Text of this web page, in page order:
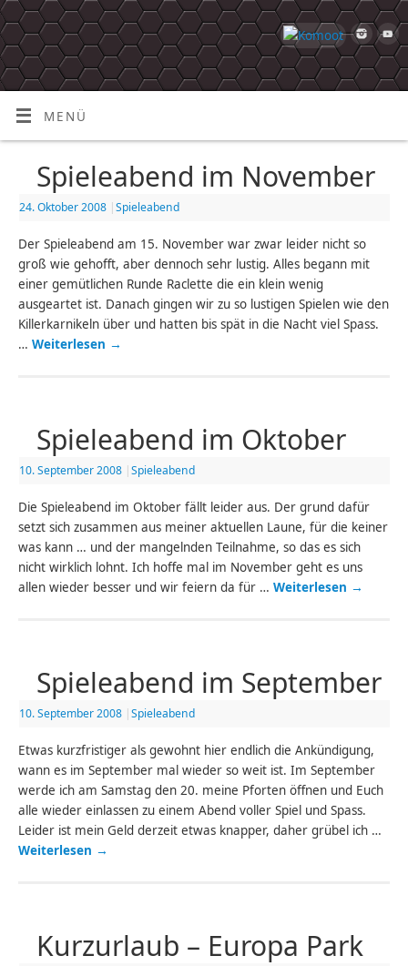
MENÜ
Spieleabend im November
24. Oktober 2008 |Spieleabend
Der Spieleabend am 15. November war zwar leider nicht so
groß wie gehofft, aber dennoch sehr lustig. Alles begann mit
einer gemütlichen Runde Raclette die ein klein wenig
ausgeartet ist. Danach gingen wir zu so lustigen Spielen wie den
Killerkarnikeln über und hatten bis spät in die Nacht viel Spass.
…Weiterlesen →
Spieleabend im Oktober
10. September 2008 |Spieleabend
Die Spieleabend im Oktober fällt leider aus. Der grund dafür
setzt sich zusammen aus meiner aktuellen Laune, für die keiner
was kann … und der mangelnden Teilnahme, so das es sich
nicht wirklich lohnt. Ich hoffe mal im November geht es uns
allen wieder besser und wir feiern da für …Weiterlesen →
Spieleabend im September
10. September 2008 |Spieleabend
Etwas kurzfristiger als gewohnt hier endlich die Ankündigung,
wann es im September mal wieder so weit ist. Im September
werde ich am Samstag den 20. meine Pforten öffnen und Euch
alle wieder einlassen zu einem Abend voller Spiel und Spass.
Leider ist mein Geld derzeit etwas knapper, daher grübel ich …
Weiterlesen →
Kurzurlaub – Europa Park